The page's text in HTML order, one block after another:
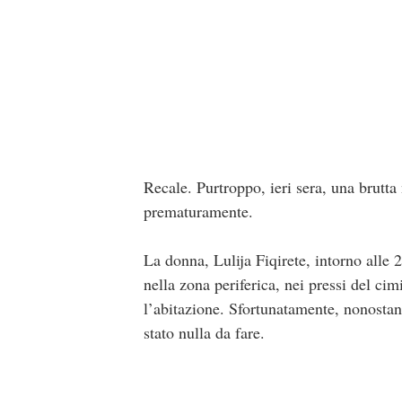
Recale. Purtroppo, ieri sera, una
prematuramente.
La donna, Lulija Fiqirete, intorno alle
nella zona periferica, nei pressi del
l’abitazione. Sfortunatamente,
stato nulla da fare.